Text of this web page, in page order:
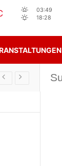
03:49
18:28